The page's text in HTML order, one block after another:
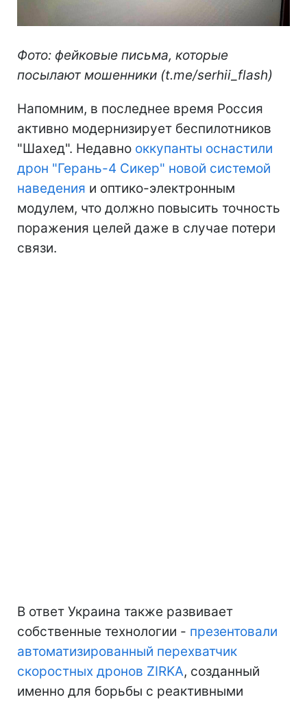
Фото: фейковые письма, которые
посылают мошенники (t.me/serhii_flash)
Напомним, в последнее время Россия
активно модернизирует беспилотников
"Шахед". Недавно оккупанты оснастили
дрон "Герань-4 Сикер" новой системой
наведения и оптико-электронным
модулем, что должно повысить точность
поражения целей даже в случае потери
связи.
В ответ Украина также развивает
собственные технологии - презентовали
автоматизированный перехватчик
скоростных дронов ZIRKA, созданный
именно для борьбы с реактивными